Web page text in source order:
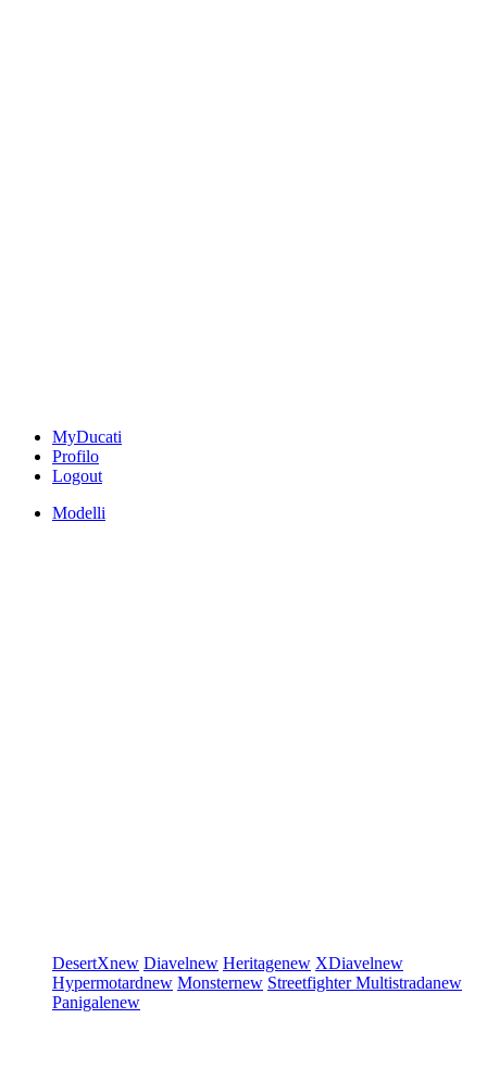
MyDucati
Profilo
Logout
Modelli
DesertXnew Diavelnew Heritagenew XDiavelnew
Hypermotardnew Monsternew StreetfighterMultistradanew
Panigalenew